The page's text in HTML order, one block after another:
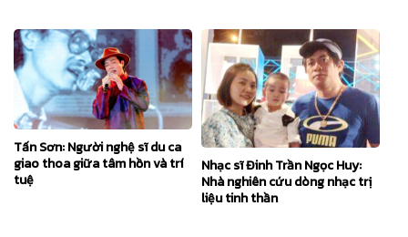
Tấn Sơn: Người nghệ sĩ du ca
giao thoa giữa tâm hồn và trí
tuệ
Nhạc sĩ Đinh Trần Ngọc Huy:
Nhà nghiên cứu dòng nhạc trị
liệu tinh thần